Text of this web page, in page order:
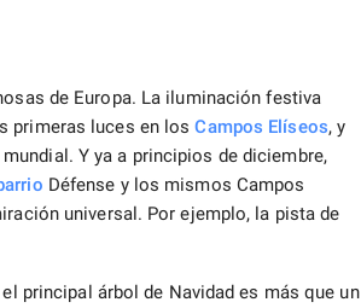
de Europa. La iluminación festiva
primeras luces en losCampos Elíseos, y
Y ya a principios de diciembre,
Défense y los mismos Campos
universal. Por ejemplo, la pista de
principal árbol de Navidad es más que un